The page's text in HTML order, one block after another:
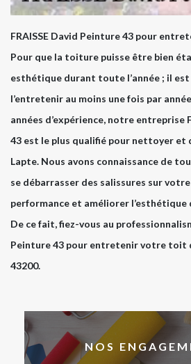
FRAISSE David Peinture 43 pour
Pour que la toiture puisse être bien
esthétique durant toute l’année ; il
l’entretenir au moins une fois par
années d’expérience, notre entreprise
43 est le plus qualifié pour nettoyer
Lapte. Nous avons connaissance de
se débarrasser des salissures sur
performance et améliorer
De ce fait, fiez-vous au
Peinture 43 pour entretenir votre toit
43200.
NOS